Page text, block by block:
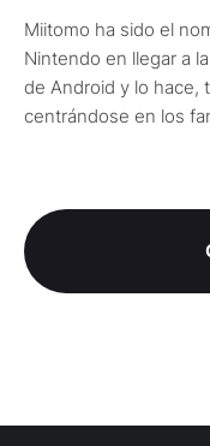
Miitomo ha sido el
Nintendo en llegar a
de Android y lo hace,
centrándose en los